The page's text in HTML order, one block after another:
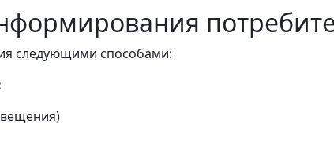
следующими способами: